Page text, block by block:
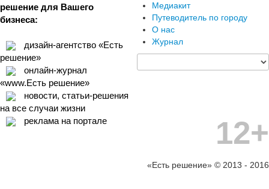
решение для Вашего
бизнеса:
дизайн-агентство «Есть
решение»
онлайн-журнал
«www.Есть решение»
новости, статьи-решения
на все случаи жизни
реклама на портале
Медиакит
Путеводитель по городу
О нас
Журнал
12+
«Есть решение» © 2013 - 2016